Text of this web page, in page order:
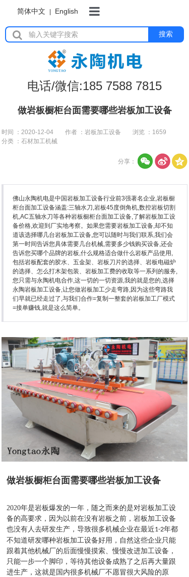
简体中文 | English
电话/微信:185 7588 7815
搜索
岩板加工设备
石英石加工设备
关于永陶
产品资讯
联系永陶
做岩板橱柜台面需要哪些岩板加工设备
时间 ：2020-12-04 作者 ：岩板加工设备 浏览 ： 1659
分类 ：石材加工机械
分享：
佛山永陶机电是中国岩板加工设备行业前3强著名企业,岩板橱
柜台面加工设备涵盖:三轴水刀,岩板45度倒角机,数控岩板切割
机,AC五轴水刀等各种岩板橱柜台面加工设备,了解岩板加工设
备价格,欢迎到厂实地考察。如果您需要岩板加工设备,却不知
道该选择哪几台岩板加工设备,您可以随时与我们联系,我们会
第一时间告诉您具体需要几台机械,需要多少钱购买设备,还会
告诉您买哪个品牌的岩板,什么规格适合做什么岩板产品使用,
包括岩板配套的胶水、五金架、岩板刀片的选择、岩板电磁炉
的选择、怎么打木架包装、岩板加工费的收取等一系列的服务,
您只需与永陶机电合作,这一切的一切资源,我的就是您的,选择
永陶岩板加工设备,让您做岩板加工少走弯路,因为这些弯路我
们早就已经走过了,与我们合作=复制一整套的岩板加工厂模式
=接单赚钱,就是这么简单。
做岩板橱柜台面需要哪些岩板加工设备
2020年是岩板爆发的一年，随之而来的是对岩板加工设
备的高要求，因为以前在没有岩板之前，岩板加工设备
也没有人去研发生产，导致很多机械企业在最近1-2年都
不知道研发哪种岩板加工设备好用，自然这些企业只能
跟着其他机械厂的后面慢慢摸索、慢慢改进加工设备，
只能一步一个脚印，等待其他设备成熟了之后再大量跟
进生产，这就是国内很多机械厂不愿冒很大风险的原